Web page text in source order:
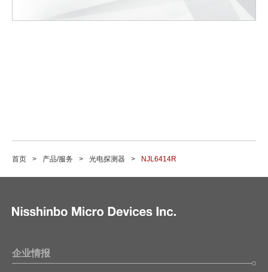
首页 产品/服务 光电探测器 NJL6414R
企业情报